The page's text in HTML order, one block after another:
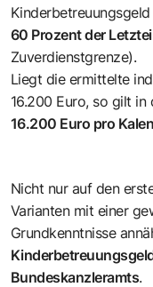
60 Prozent der
Zuverdienstgrenze).
Liegt die ermittelte
16.200 Euro, so gilt in
16.200 Euro pro
Nicht nur auf den
Varianten mit einer
Grundkenntnisse
Bundeskanzleramts.